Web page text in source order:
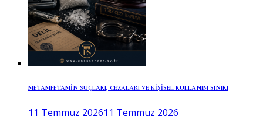
METAMFETAMİN SUÇLARI, CEZALARI VE KİŞİSEL KULLANIM SINIRI
11 Temmuz 202611 Temmuz 2026